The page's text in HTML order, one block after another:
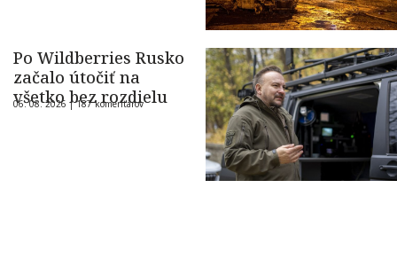
Po Wildberries Rusko
začalo útočiť na
všetko bez rozdielu
06. 08. 2026 |187 komentárov